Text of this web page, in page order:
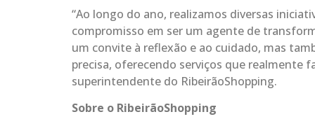
“Ao longo do ano, realizamos diversas
compromisso em ser um agente de
um convite à reflexão e ao cuidado, mas
precisa, oferecendo serviços que realmente
superintendente do RibeirãoShopping.
Sobre o RibeirãoShopping